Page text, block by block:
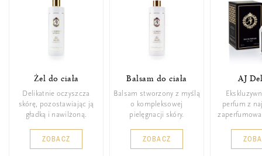
Żel do ciała
Delikatnie oczyszcza
skórę, pozostawiając ją
gładką i nawilżoną.
ZOBACZ
Balsam do ciała
Balsam stworzony z myślą
o kompleksowej
pielęgnacji skóry.
ZOBACZ
AJ
perfum z